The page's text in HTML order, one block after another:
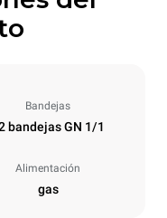
Bandejas
bandejas GN 1/1
Alimentación
gas